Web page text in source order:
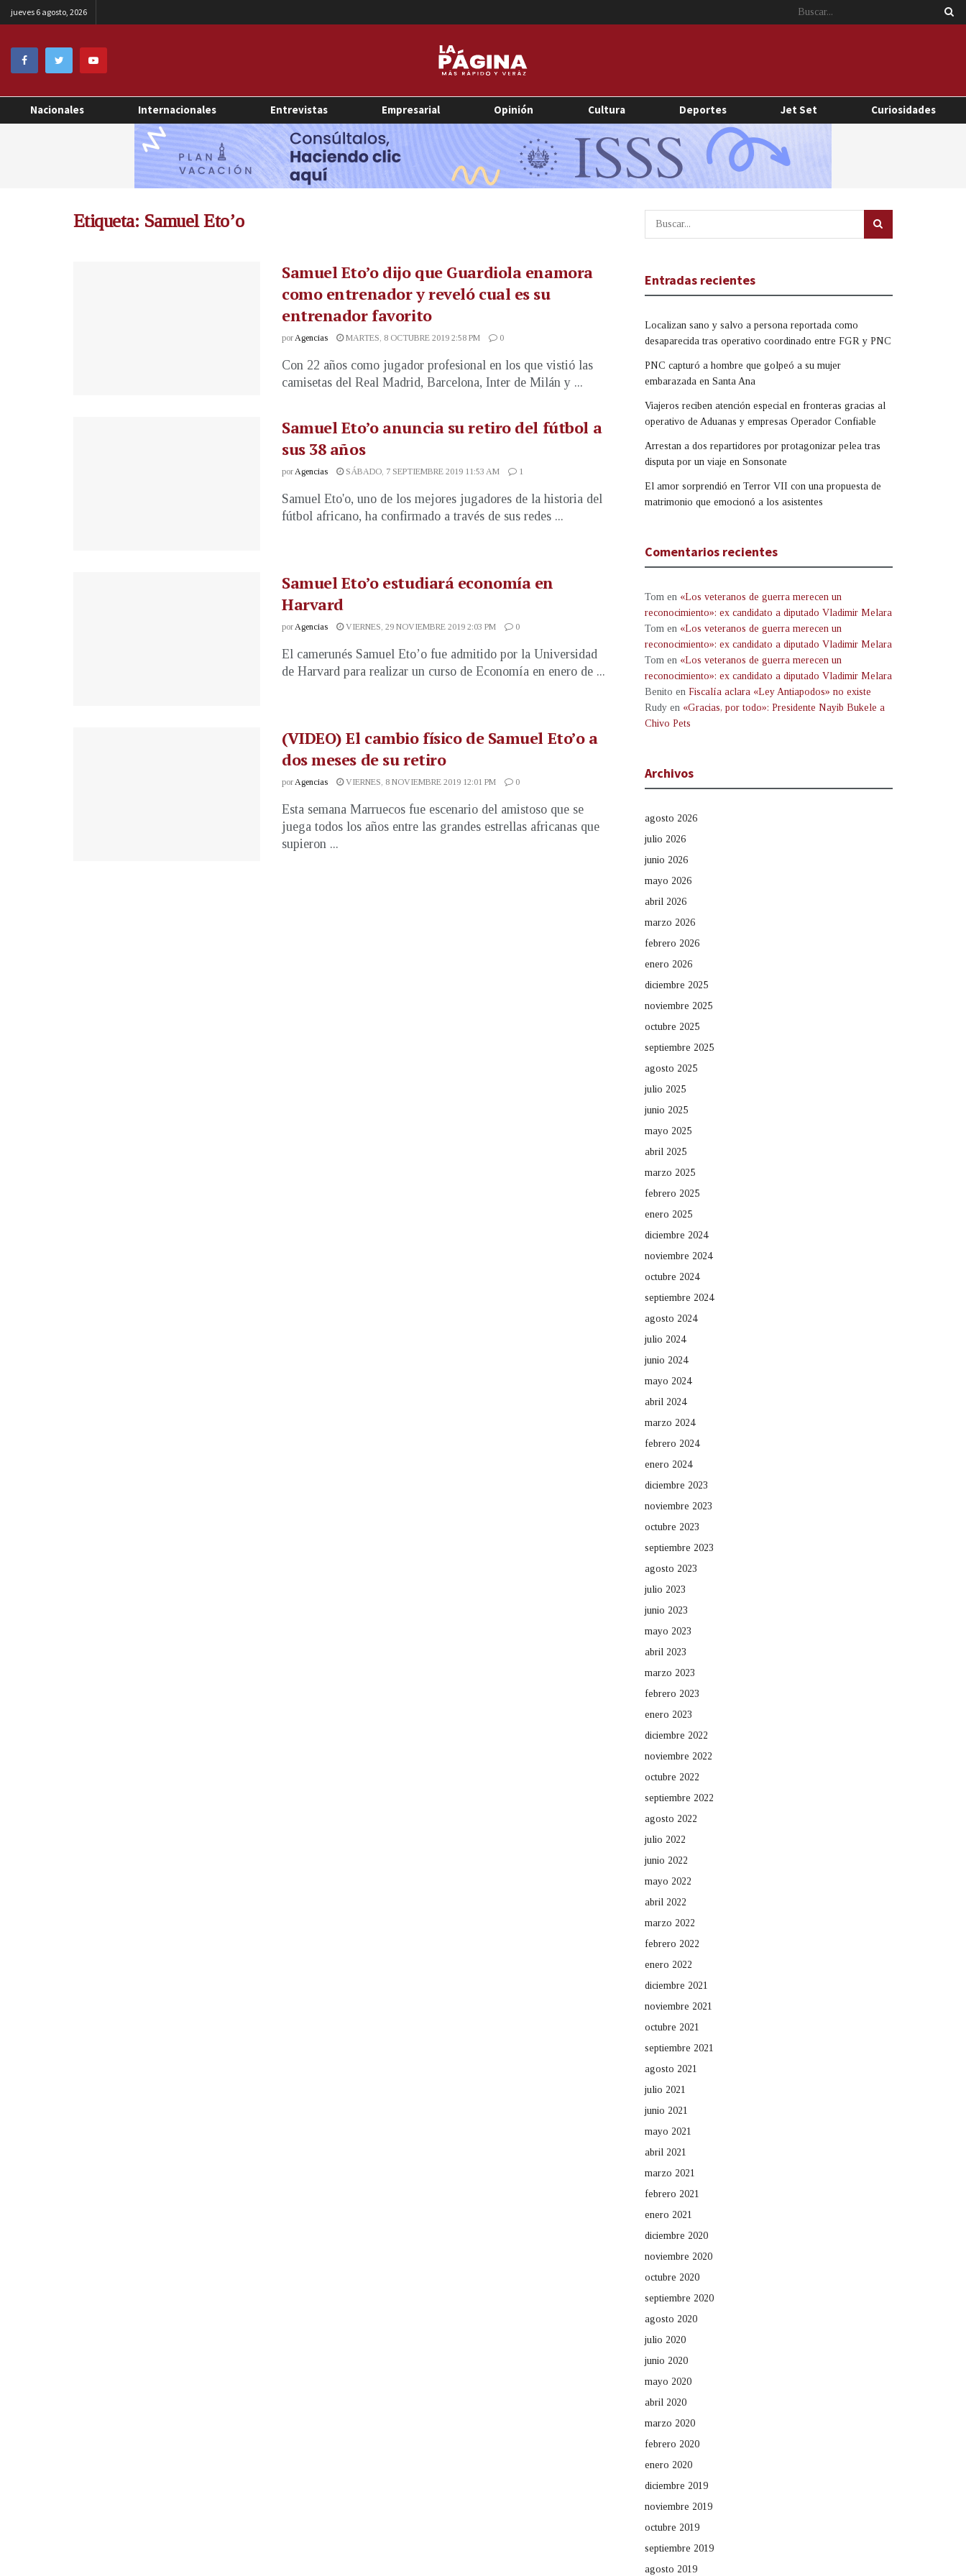
jueves 6 agosto, 2026
Nacionales Internacionales Entrevistas Empresarial Opinión Cultura Deportes Jet Set Curiosidades
Etiqueta: Samuel Eto’o
Samuel Eto’o dijo que Guardiola enamora
como entrenador y reveló cual es su
entrenador favorito
porAgencias MARTES, 8 OCTUBRE 2019 2:58 PM 0
Con 22 años como jugador profesional en los que vistió las
camisetas del Real Madrid, Barcelona, Inter de Milán y ...
Samuel Eto’o anuncia su retiro del fútbol a
sus 38 años
porAgencias SÁBADO, 7 SEPTIEMBRE 2019 11:53 AM 1
Samuel Eto'o, uno de los mejores jugadores de la historia del
fútbol africano, ha confirmado a través de sus redes ...
Samuel Eto’o estudiará economía en
Harvard
por Agencias VIERNES, 29 NOVIEMBRE 2019 2:03 PM 0
El camerunés Samuel Eto’o fue admitido por la Universidad
de Harvard para realizar un curso de Economía en enero de ...
(VIDEO) El cambio físico de Samuel Eto’o a
dos meses de su retiro
por Agencias VIERNES, 8 NOVIEMBRE 2019 12:01 PM 0
Esta semana Marruecos fue escenario del amistoso que se
juega todos los años entre las grandes estrellas africanas que
supieron ...
Entradas recientes
Localizan sano y salvo a persona reportada como
desaparecida tras operativo coordinado entre FGR y PNC
PNC capturó a hombre que golpeó a su mujer
embarazada en Santa Ana
Viajeros reciben atención especial en fronteras gracias al
operativo de Aduanas y empresas Operador Confiable
Arrestan a dos repartidores por protagonizar pelea tras
disputa por un viaje en Sonsonate
El amor sorprendió en Terror VII con una propuesta de
matrimonio que emocionó a los asistentes
Comentarios recientes
Tom en «Los veteranos de guerra merecen un
reconocimiento»: ex candidato a diputado Vladimir Melara
Tom en «Los veteranos de guerra merecen un
reconocimiento»: ex candidato a diputado Vladimir Melara
Tom en «Los veteranos de guerra merecen un
reconocimiento»: ex candidato a diputado Vladimir Melara
Benito en Fiscalía aclara «Ley Antiapodos» no existe
Rudy en «Gracias, por todo»: Presidente Nayib Bukele a
Chivo Pets
Archivos
agosto 2026
julio 2026
junio 2026
mayo 2026
abril 2026
marzo 2026
febrero 2026
enero 2026
diciembre 2025
noviembre 2025
octubre 2025
septiembre 2025
agosto 2025
julio 2025
junio 2025
mayo 2025
abril 2025
marzo 2025
febrero 2025
enero 2025
diciembre 2024
noviembre 2024
octubre 2024
septiembre 2024
agosto 2024
julio 2024
junio 2024
mayo 2024
abril 2024
marzo 2024
febrero 2024
enero 2024
diciembre 2023
noviembre 2023
octubre 2023
septiembre 2023
agosto 2023
julio 2023
junio 2023
mayo 2023
abril 2023
marzo 2023
febrero 2023
enero 2023
diciembre 2022
noviembre 2022
octubre 2022
septiembre 2022
agosto 2022
julio 2022
junio 2022
mayo 2022
abril 2022
marzo 2022
febrero 2022
enero 2022
diciembre 2021
noviembre 2021
octubre 2021
septiembre 2021
agosto 2021
julio 2021
junio 2021
mayo 2021
abril 2021
marzo 2021
febrero 2021
enero 2021
diciembre 2020
noviembre 2020
octubre 2020
septiembre 2020
agosto 2020
julio 2020
junio 2020
mayo 2020
abril 2020
marzo 2020
febrero 2020
enero 2020
diciembre 2019
noviembre 2019
octubre 2019
septiembre 2019
agosto 2019